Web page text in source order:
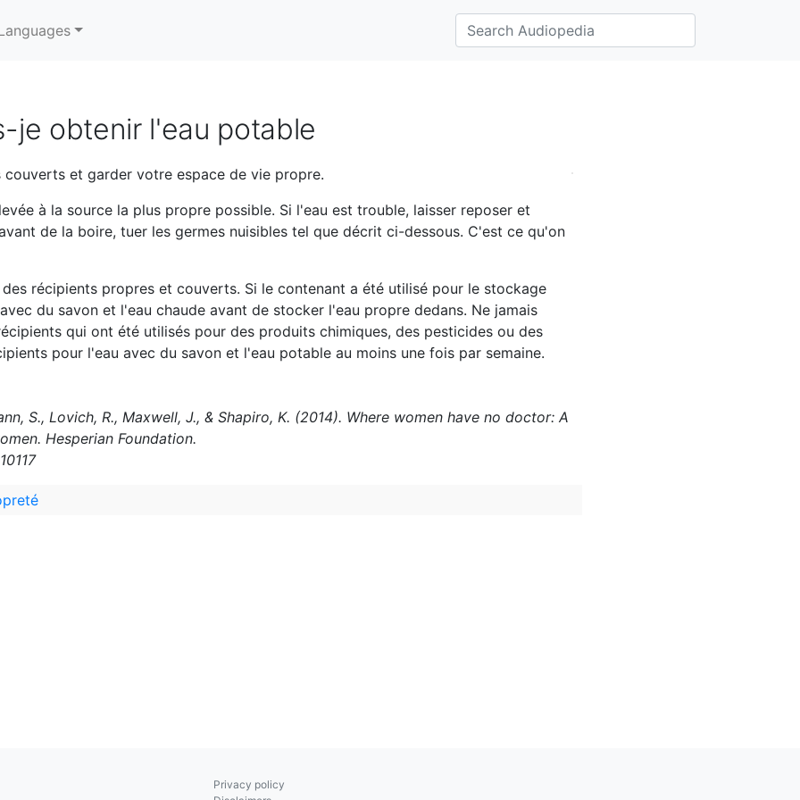
je obtenir l'eau potable
et garder votre espace de vie propre.
à la source la plus propre possible. Si l'eau est trouble, laisser reposer et
de la boire, tuer les germes nuisibles tel que décrit ci-dessous. C'est ce qu'on
récipients propres et couverts. Si le contenant a été utilisé pour le stockage
du savon et l'eau chaude avant de stocker l'eau propre dedans. Ne jamais
qui ont été utilisés pour des produits chimiques, des pesticides ou des
pour l'eau avec du savon et l'eau potable au moins une fois par semaine.
S., Lovich, R., Maxwell, J., & Shapiro, K. (2014). Where women have no doctor: A
Hesperian Foundation.
Privacy policy